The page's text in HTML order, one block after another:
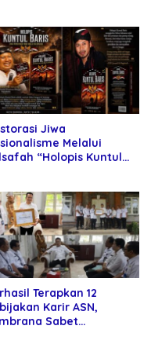
Jiwa
Melalui
“Holopis Kuntul
Terapkan 12
Karir ASN,
Sabet